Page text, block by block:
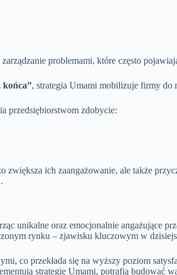
problemami, które często
końca”, strategia Umami mobilizuje firmy do
przedsiębiorstwom zdobycie:
zwiększa ich zaangażowanie, ale także
unikalne oraz emocjonalnie angażujące
rynku – zjawisku kluczowym w
co przekłada się na wyższy poziom
strategię Umami, potrafią